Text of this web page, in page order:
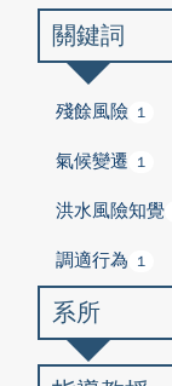
關鍵詞
殘餘風險 1
氣候變遷 1
洪水風險知覺
調適行為 1
系所